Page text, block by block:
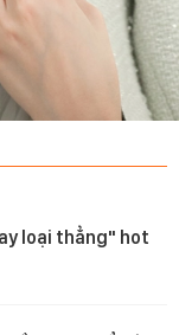
loại thẳng" hot